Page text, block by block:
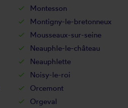
Montesson
Montigny-le-bretonneux
Mousseaux-sur-seine
Neauphle-le-château
Neauphlette
Noisy-le-roi
Orcemont
Orgeval